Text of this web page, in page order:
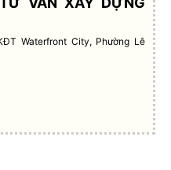
Waterfront City, Phường Lê